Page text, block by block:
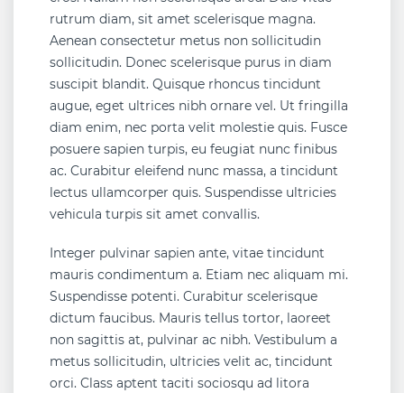
rutrum diam, sit amet scelerisque magna.
Aenean consectetur metus non sollicitudin
sollicitudin. Donec scelerisque purus in diam
suscipit blandit. Quisque rhoncus tincidunt
augue, eget ultrices nibh ornare vel. Ut fringilla
diam enim, nec porta velit molestie quis. Fusce
posuere sapien turpis, eu feugiat nunc finibus
ac. Curabitur eleifend nunc massa, a tincidunt
lectus ullamcorper quis. Suspendisse ultricies
vehicula turpis sit amet convallis.
Integer pulvinar sapien ante, vitae tincidunt
mauris condimentum a. Etiam nec aliquam mi.
Suspendisse potenti. Curabitur scelerisque
dictum faucibus. Mauris tellus tortor, laoreet
non sagittis at, pulvinar ac nibh. Vestibulum a
metus sollicitudin, ultricies velit ac, tincidunt
orci. Class aptent taciti sociosqu ad litora